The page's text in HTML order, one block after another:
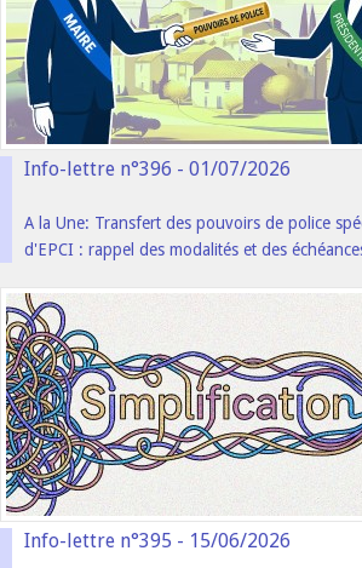
Info-lettre n°396 - 01/07/2026
A la Une: Transfert des pouvoirs de police
d'EPCI : rappel des modalités et des
Info-lettre n°395 - 15/06/2026